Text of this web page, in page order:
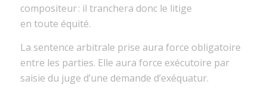
compositeur : il tranchera doncle litige
en toute équité.
La sentence arbitrale prise aura force obligatoire
entre les parties. Elle aura force exécutoire par
saisie du juge d’une demande d’exéquatur.